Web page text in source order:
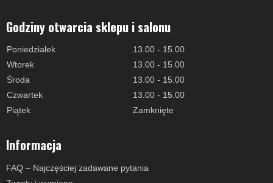
Godziny otwarcia sklepu i salonu
Poniedziałek
13.00 - 15.00
Wtorek
13.00 - 15.00
Środa
13.00 - 15.00
Czwartek
13.00 - 15.00
Piątek
Zamknięte
Informacja
FAQ – Najczęściej zadawane pytania